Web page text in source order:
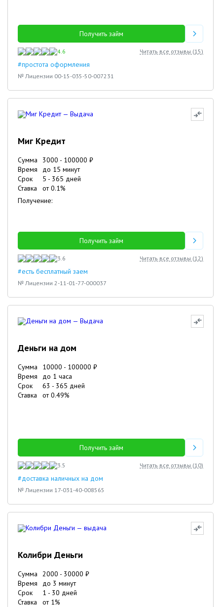
Получить займ
4.6 Читать все отзывы (15)
#простота оформления
№ Лицензии 00-15-035-50-007231
Миг Кредит
Сумма 3000 - 100000 ₽
Время
до 15 минут
Срок
5 - 365 дней
Ставка
от0.1%
Получение:
Получить займ
3.6 Читать все отзывы (12)
#есть бесплатный заем
№ Лицензии 2-11-01-77-000037
Деньги на дом
Сумма 10000 - 100000 ₽
Время
до 1 часа
Срок
63 - 365 дней
Ставка
от0.49%
Получить займ
3.5 Читать все отзывы (10)
#доставка наличных на дом
№ Лицензии 17-031-40-008565
Колибри Деньги
Сумма 2000 - 30000 ₽
Время
до 3 минут
Срок
1 - 30 дней
Ставка
от 1%